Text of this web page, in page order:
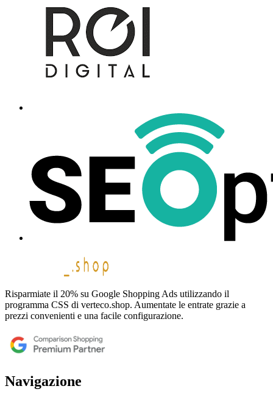
Risparmiate il 20% su Google Shopping Ads utilizzando il
programma CSS di verteco.shop. Aumentate le entrate grazie a
prezzi convenienti e una facile configurazione.
Navigazione